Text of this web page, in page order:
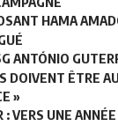
HAMA
ANTÓNIO
DOIVENT ÊTRE
»
: VERS UNE